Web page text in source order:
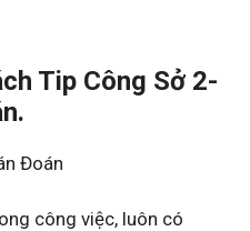
Tip Công Sở 2-
Đoán
công việc, luôn có